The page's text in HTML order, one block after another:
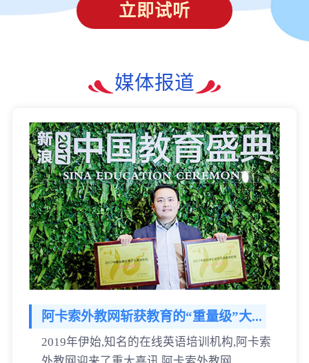
立即试听
媒体报道
阿卡索外教网斩获教育的“重量级”大...
2019年伊始,知名的在线英语培训机构,阿卡索